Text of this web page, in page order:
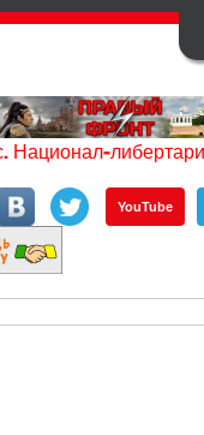
Национал-
YouTube